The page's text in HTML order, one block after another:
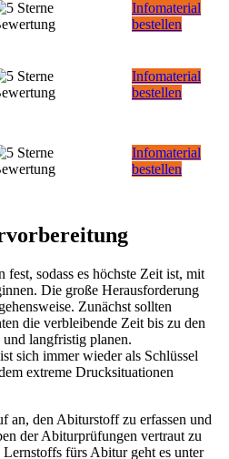
Infomaterial
bestellen
Infomaterial
bestellen
Infomaterial
bestellen
sodass es höchste Zeit ist, mit
Die große Herausforderung
Zunächst sollten
die verbleibende Zeit bis zu den
langfristig planen.
sich immer wieder als Schlüssel
extreme Drucksituationen
an, den Abiturstoff zu erfassen und
der Abiturprüfungen vertraut zu
fürs Abitur geht es unter